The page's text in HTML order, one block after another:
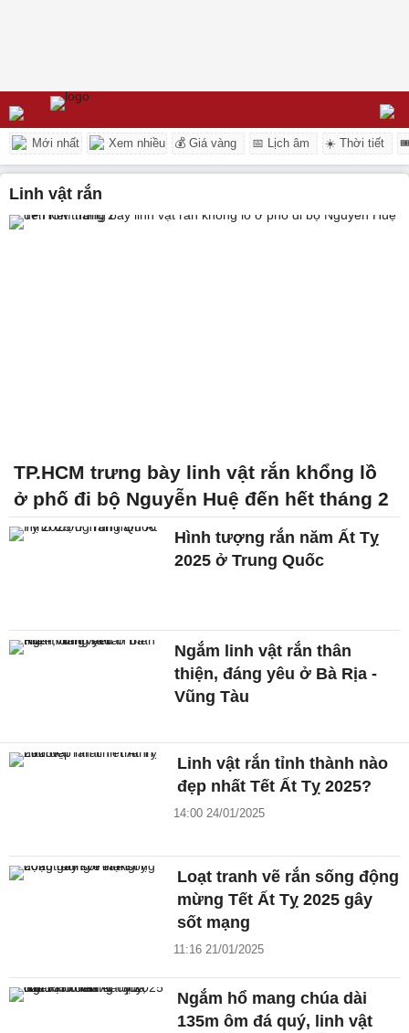
Mới nhất Xem nhiều 💰 Giá vàng 📅 Lịch âm ☀️ Thời tiết
linh vật rắn
TP.HCM trưng bày linh vật rắn khổng lồ
ở phố đi bộ Nguyễn Huệ đến hết tháng 2
Hình tượng rắn năm Ất Tỵ
2025 ở Trung Quốc
Ngắm linh vật rắn thân
thiện, đáng yêu ở Bà Rịa -
Vũng Tàu
Linh vật rắn tỉnh thành nào
đẹp nhất Tết Ất Tỵ 2025?
14:00 24/01/2025
Loạt tranh vẽ rắn sống động
mừng Tết Ất Tỵ 2025 gây
sốt mạng
11:16 21/01/2025
Ngắm hổ mang chúa dài
135m ôm đá quý, linh vật